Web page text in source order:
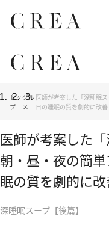
トッ
プ
グル
メ
医師が考案した「深睡眠
日の睡眠の質を劇的に改善
医師が考案した
朝・昼・夜の簡
眠の質を劇的に改
深睡眠スープ【後篇】